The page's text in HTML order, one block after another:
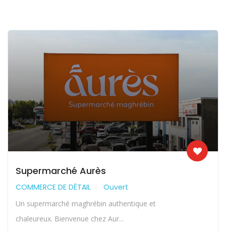
Supermarché Aurès
COMMERCE DE DÉTAIL Ouvert
Un supermarché maghrébin authentique et
chaleureux. Bienvenue chez Aur...